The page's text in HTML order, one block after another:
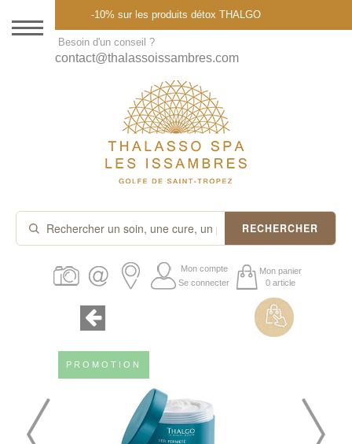
DESTINATION
THALASSO SPA
CURES ET FORFAITS
SOINS À LA CARTE
ABONNEMENTS
PROMOS
-10% sur les produits détox THALGO
Besoin d'un conseil ?
contact@thalassoissambres.com
RECHERCHER
Mon compte
Se connecter
Mon panier
0 article
PROMOTION